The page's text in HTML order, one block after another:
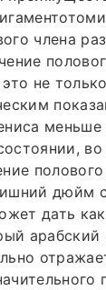
члена
не
дюйм
дать
арабский